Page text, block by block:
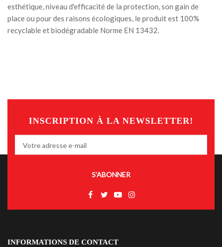
esthétique, niveau d'efficacité de la protection, son gain de
place ou pour des raisons écologiques, le produit est 100%
recyclable et biodégradable Norme EN 13432.
INSCRIPTION À LA NEWSLETTER!
S’ABONNER
INFORMATIONS DE CONTACT